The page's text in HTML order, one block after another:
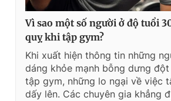
Vì sao một số người ở độ tuổi
quỵ khi tập gym?
Khi xuất hiện thông tin những
dáng khỏe mạnh bỗng dưng
tập gym, những lo ngại về việc
dấy lên. Các chuyên gia khẳng